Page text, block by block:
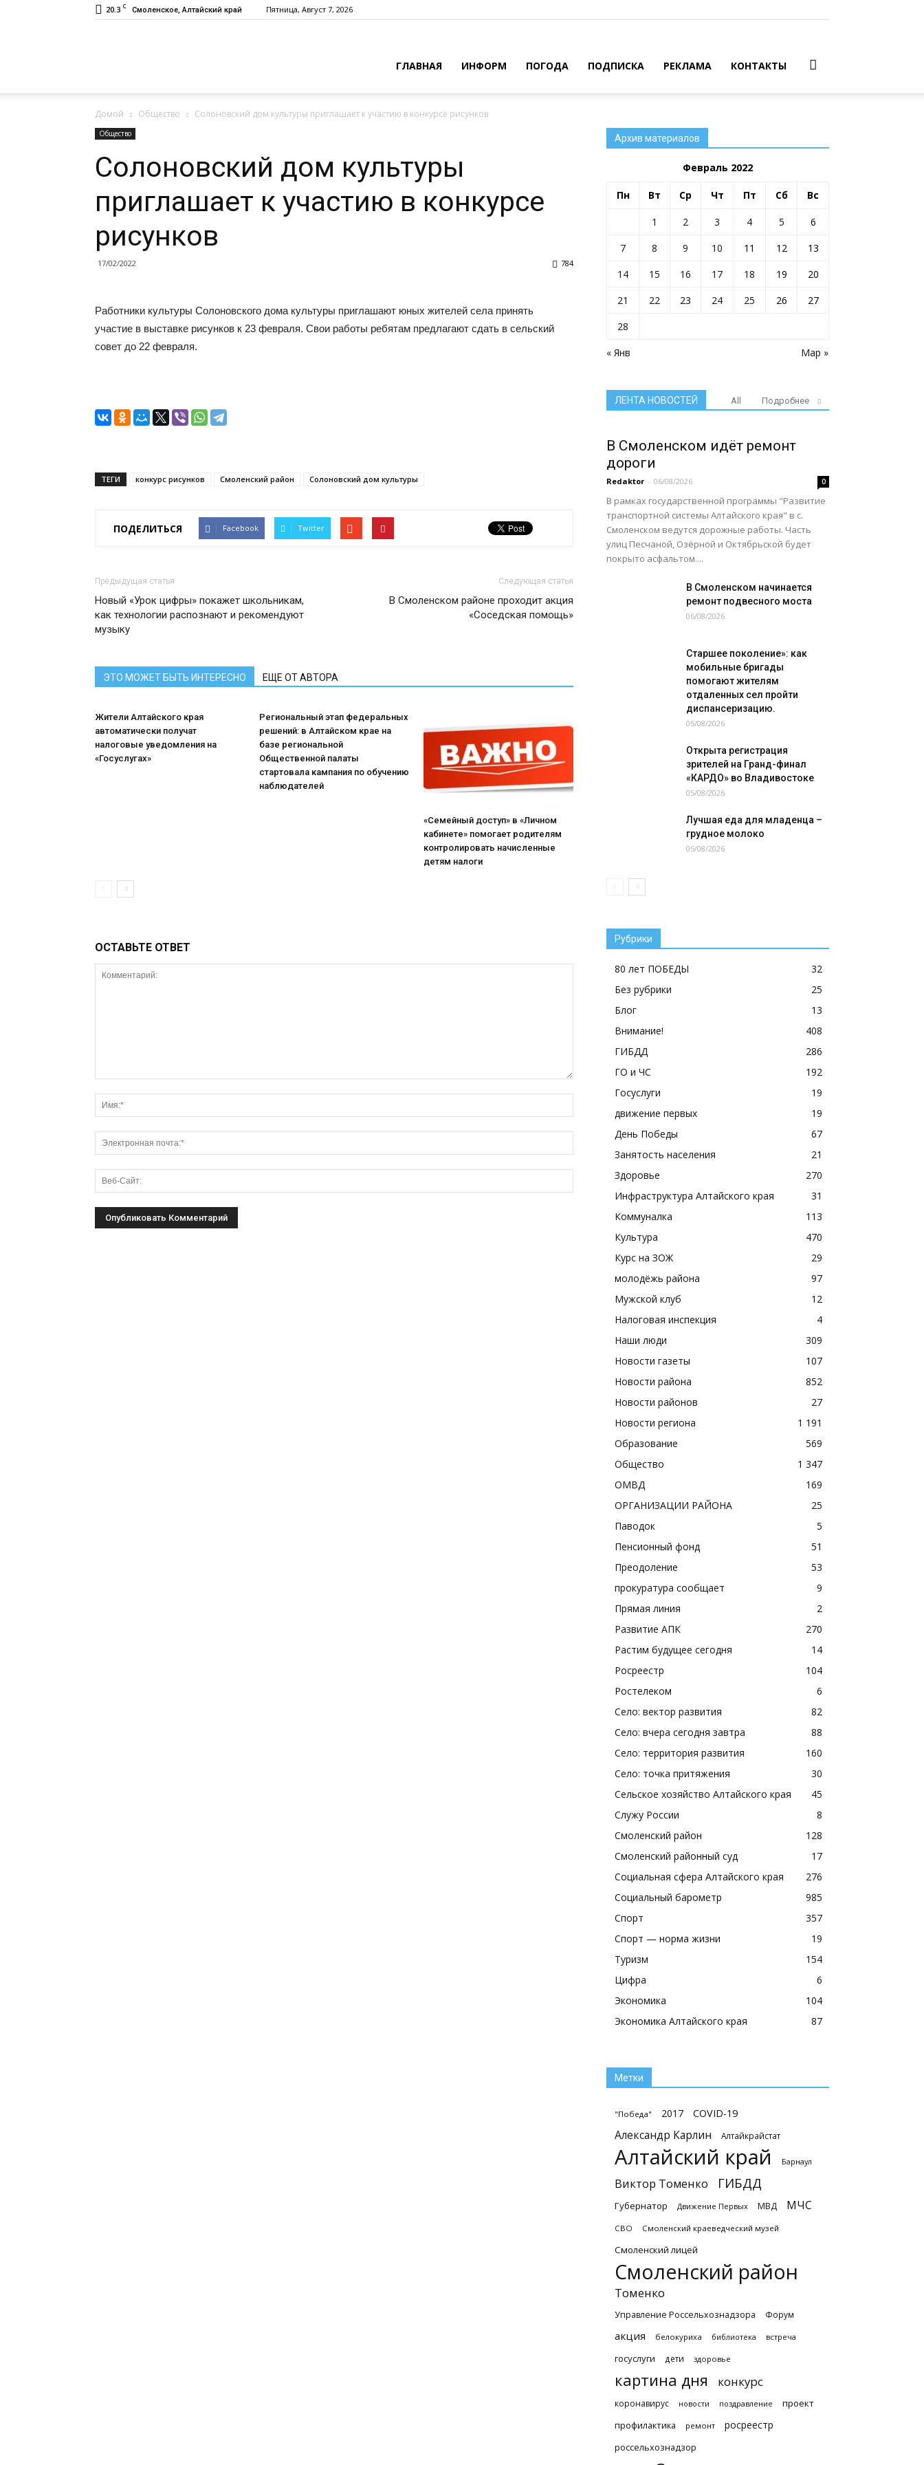
20.3 C Смоленское, Алтайский край Пятница, Август 7, 2026
«Заря»
ГЛАВНАЯ ИНФОРМ ПОГОДА ПОДПИСКА РЕКЛАМА КОНТАКТЫ
Домой Общество Солоновский дом культуры приглашает к участию в конкурсе рисунков
Общество
Солоновский дом культуры
приглашает к участию в конкурсе
рисунков
17/02/2022 784
Работники культуры Солоновского дома культуры приглашают юных жителей села принять
участие в выставке рисунков к 23 февраля. Свои работы ребятам предлагают сдать в сельский
совет до 22 февраля.
ТЕГИ конкурс рисунков Смоленский район Солоновский дом культуры
ПОДЕЛИТЬСЯ Facebook Twitter
Предыдущая статья
Новый «Урок цифры» покажет школьникам,
как технологии распознают и рекомендуют
музыку
Следующая статья
В Смоленском районе проходит акция
«Соседская помощь»
ЭТО МОЖЕТ БЫТЬ ИНТЕРЕСНО ЕЩЕ ОТ АВТОРА
Жители Алтайского края
автоматически получат
налоговые уведомления на
«Госуслугах»
Региональный этап федеральных
решений: в Алтайском крае на
базе региональной
Общественной палаты
стартовала кампания по обучению
наблюдателей
«Семейный доступ» в «Личном
кабинете» помогает родителям
контролировать начисленные
детям налоги
ОСТАВЬТЕ ОТВЕТ
Архив материалов
Февраль 2022
Пн Вт Ср Чт Пт Сб Вс
« Янв Мар »
1 2 3 4 5
6
7
8 9 10 11 12
13
14
15 16 17 18 19
20
21
22 23 24 25 26
27
28
ЛЕНТА НОВОСТЕЙ All Подробнее
В Смоленском идёт ремонт
дороги
Redaktor - 06/08/2026 0
В рамках государственной программы "Развитие
транспортной системы Алтайского края" в с.
Смоленском ведутся дорожные работы. Часть
улиц Песчаной, Озёрной и Октябрьской будет
покрыто асфальтом....
В Смоленском начинается
ремонт подвесного моста
06/08/2026
Старшее поколение»: как
мобильные бригады
помогают жителям
отдаленных сел пройти
диспансеризацию.
05/08/2026
Открыта регистрация
зрителей на Гранд-финал
«КАРДО» во Владивостоке
05/08/2026
Лучшая еда для младенца –
грудное молоко
05/08/2026
Рубрики
80 лет ПОБЕДЫ
32
Без рубрики
25
Блог
13
Внимание!
408
ГИБДД
286
ГО и ЧС
192
Госуслуги
19
движение первых
19
День Победы
67
Занятость населения
21
Здоровье
270
Инфраструктура Алтайского края
31
Коммуналка
113
Культура
470
Курс на ЗОЖ
29
молодёжь района
97
Мужской клуб
12
Налоговая инспекция
4
Наши люди
309
Новости газеты
107
Новости района
852
Новости районов
27
Новости региона
1 191
Образование
569
Общество
1 347
ОМВД
169
ОРГАНИЗАЦИИ РАЙОНА
25
Паводок
5
Пенсионный фонд
51
Преодоление
53
прокуратура сообщает
9
Прямая линия
2
Развитие АПК
270
Растим будущее сегодня
14
Росреестр
104
Ростелеком
6
Село: вектор развития
82
Село: вчера сегодня завтра
88
Село: территория развития
160
Село: точка притяжения
30
Сельское хозяйство Алтайского края
45
Служу России
8
Смоленский район
128
Смоленский районный суд
17
Социальная сфера Алтайского края
276
Социальный барометр
985
Спорт
357
Спорт — норма жизни
19
Туризм
154
Цифра
6
Экономика
104
Экономика Алтайского края
87
Метки
"Победа" 2017 COVID-19
Александр Карлин Алтайкрайстат
Алтайский край Барнаул
Виктор Томенко ГИБДД
Губернатор Движение Первых МВД МЧС
СВО Смоленский краеведческий музей
Смоленский лицей
Смоленский район
Томенко
Управление Россельхознадзора Форум
акция белокуриха библиотека встреча
госуслуги дети здоровье
картина дня конкурс
коронавирус новости поздравление
проект
профилактика
ремонт росреестр
россельхознадзор